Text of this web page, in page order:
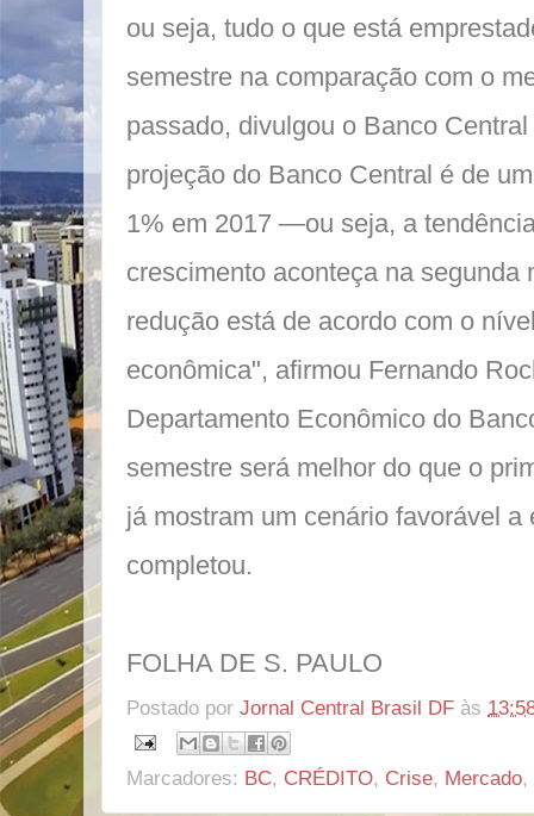
ou seja, tudo o que está
semestre na comparação com o
passado, divulgou o Banco
projeção do Banco Central é de
1% em 2017 —ou seja, a
crescimento aconteça na segunda
redução está de acordo com o
econômica", afirmou Fernando
Departamento Econômico do
semestre será melhor do que o
já mostram um cenário favorável a
completou.
FOLHA DE S. PAULO
Postado por Jornal Central Brasil DF às
Marcadores: BC, CRÉDITO, Crise, Mercado,